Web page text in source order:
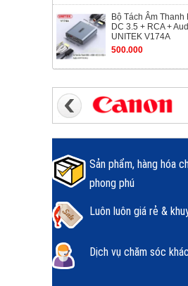
Bộ Tách Âm Thanh
DC 3.5 + RCA +
UNITEK V174A
500.000
Sản phẩm, hàng hóa
phong phú
Luôn luôn giá rẻ &
Dịch vụ chăm sóc